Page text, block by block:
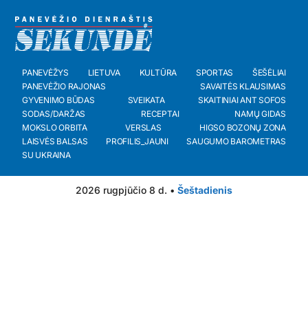
PANEVĖŽYS LIETUVA KULTŪRA SPORTAS
ŠEŠĖLIAI
PANEVĖŽIO RAJONAS
SAVAITĖS KLAUSIMAS
GYVENIMO BŪDAS
SVEIKATA
SKAITINIAI ANT SOFOS
SODAS/DARŽAS
RECEPTAI
NAMŲ GIDAS
MOKSLO ORBITA
VERSLAS
HIGSO BOZONŲ ZONA
LAISVĖS BALSAS
PROFILIS_JAUNI
SAUGUMO BAROMETRAS
SU UKRAINA
2026 rugpjūčio 8 d. • Šeštadienis